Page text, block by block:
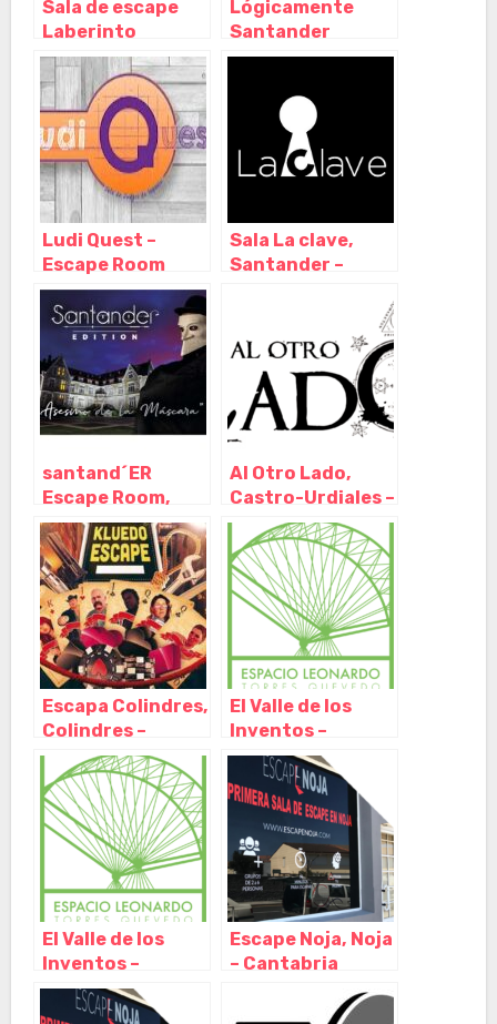
Sala de escape
Laberinto
Santander,
Santander –
Cantabria
Lógicamente
Santander
Escape Room,
Cantabria
Ludi Quest –
Escape Room
Santander,
Santander –
Cantabria
Sala La clave,
Santander –
santand´ER
Escape Room,
Santander –
Cantabria
Al Otro Lado,
Castro-Urdiales –
Cantabria
Escapa Colindres,
Colindres –
Cantabria
El Valle de los
Inventos –
ESPACIO
LEONARDO
Torres Quevedo,
Arenas de Iguña –
Cantabria
El Valle de los
Inventos –
ESPACIO
LEONARDO
Escape Noja, Noja
– Cantabria